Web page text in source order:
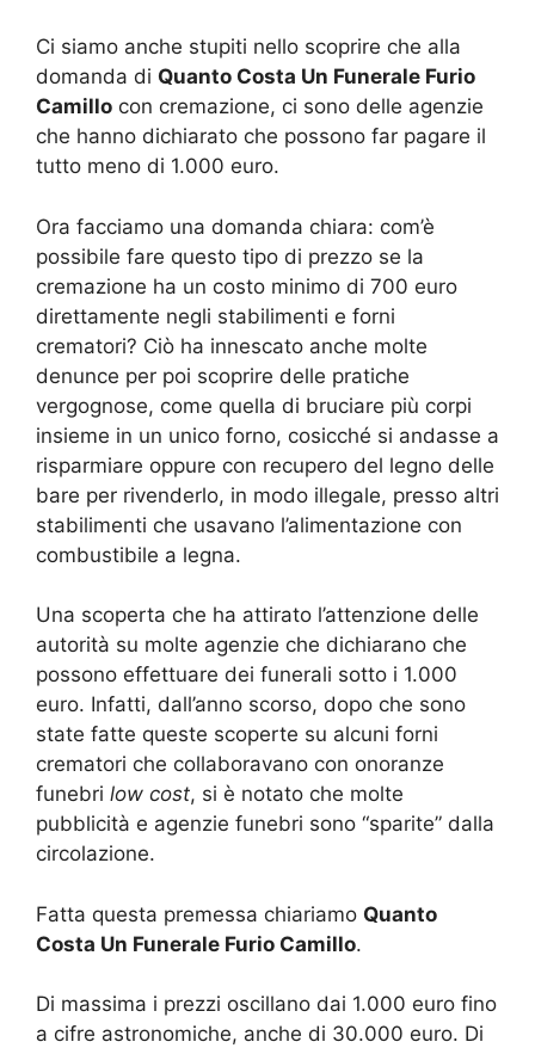
Ci siamo anche stupiti nello scoprire che alla
domanda di Quanto Costa Un Funerale Furio
Camillo con cremazione, ci sono delle agenzie
che hanno dichiarato che possono far pagare il
tutto meno di 1.000 euro.
Ora facciamo una domanda chiara: com’è
possibile fare questo tipo di prezzo se la
cremazione ha un costo minimo di 700 euro
direttamente negli stabilimenti e forni
crematori? Ciò ha innescato anche molte
denunce per poi scoprire delle pratiche
vergognose, come quella di bruciare più corpi
insieme in un unico forno, cosicché si andasse a
risparmiare oppure con recupero del legno delle
bare per rivenderlo, in modo illegale, presso altri
stabilimenti che usavano l’alimentazione con
combustibile a legna.
Una scoperta che ha attirato l’attenzione delle
autorità su molte agenzie che dichiarano che
possono effettuare dei funerali sotto i 1.000
euro. Infatti, dall’anno scorso, dopo che sono
state fatte queste scoperte su alcuni forni
crematori che collaboravano con onoranze
funebri low cost, si è notato che molte
pubblicità e agenzie funebri sono “sparite” dalla
circolazione.
Fatta questa premessa chiariamo Quanto
Costa Un Funerale Furio Camillo.
Di massima i prezzi oscillano dai 1.000 euro fino
a cifre astronomiche, anche di 30.000 euro. Di